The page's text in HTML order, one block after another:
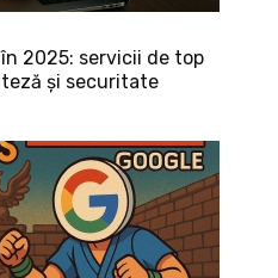
2025: servicii de top
și securitate